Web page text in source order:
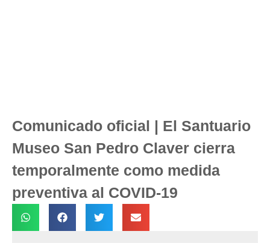
Comunicado oficial | El Santuario
Museo San Pedro Claver cierra
temporalmente como medida
preventiva al COVID-19